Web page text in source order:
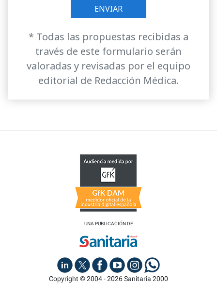
* Todas las propuestas recibidas a
través de este formulario serán
valoradas y revisadas por el equipo
editorial de Redacción Médica.
UNA PUBLICACIÓN DE
Copyright © 2004 - 2026 Sanitaria 2000